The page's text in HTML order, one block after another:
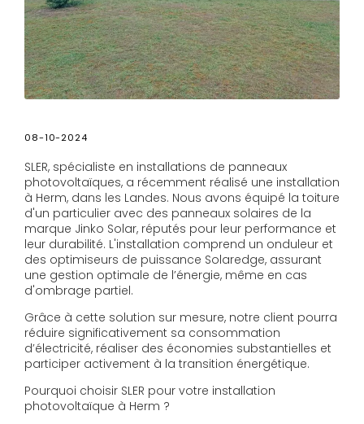
08-10-2024
SLER, spécialiste en installations de panneaux
photovoltaïques, a récemment réalisé une installation
à Herm, dans les Landes. Nous avons équipé la toiture
d'un particulier avec des panneaux solaires de la
marque Jinko Solar, réputés pour leur performance et
leur durabilité. L'installation comprend un onduleur et
des optimiseurs de puissance Solaredge, assurant
une gestion optimale de l’énergie, même en cas
d'ombrage partiel.
Grâce à cette solution sur mesure, notre client pourra
réduire significativement sa consommation
d’électricité, réaliser des économies substantielles et
participer activement à la transition énergétique.
Pourquoi choisir SLER pour votre installation
photovoltaïque à Herm ?